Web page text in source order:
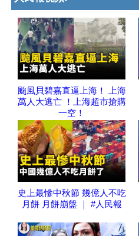
颱風貝碧嘉直逼上海！ 上海
萬人大逃亡 ！上海超市搶購
一空！
史上最慘中秋節 幾億人不吃
月餅 月餅崩盤 ｜ #人民報